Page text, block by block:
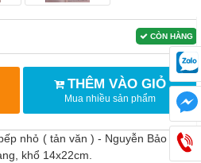
CÒN HÀNG
THÊM VÀO GIỎ
Mua nhiều sản phẩm
nhỏ ( tản văn ) - Nguyễn Bảo Chân
khổ 14x22cm.